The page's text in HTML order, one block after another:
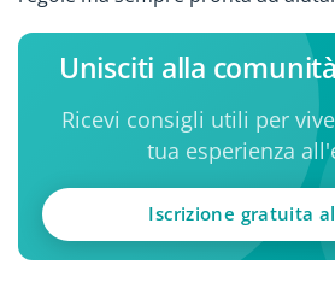
Unisciti alla
Ricevi consigli utili per
tua esperienza
Iscrizione gratuita